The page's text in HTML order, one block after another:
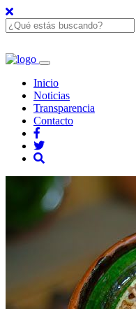
Inicio
Noticias
Transparencia
Contacto